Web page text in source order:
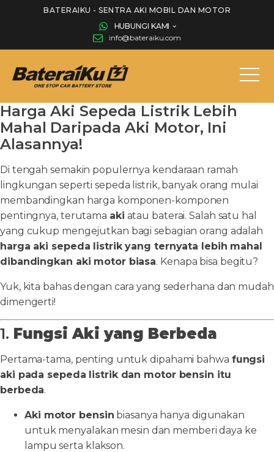
BATERAIKU - SENTRA AKI MOBIL DAN MOTOR
HUBUNGI KAMI
info@bateraiku.com
Harga Aki Sepeda Listrik Lebih
Mahal Daripada Aki Motor, Ini
Alasannya!
Di tengah semakin populernya kendaraan ramah
lingkungan seperti sepeda listrik, banyak orang mulai
membandingkan harga komponen-komponen
pentingnya, terutama aki atau baterai. Salah satu hal
yang cukup mengejutkan bagi sebagian orang adalah
harga aki sepeda listrik yang ternyata lebih mahal
dibandingkan aki motor biasa. Kenapa bisa begitu?
Yuk, kita bahas dengan cara yang sederhana dan mudah
dimengerti!
1. Fungsi Aki yang Berbeda
Pertama-tama, penting untuk dipahami bahwa fungsi
aki pada sepeda listrik dan motor bensin itu
berbeda.
Aki motor bensin biasanya hanya digunakan
untuk menyalakan mesin dan memberi daya ke
lampu serta klakson.